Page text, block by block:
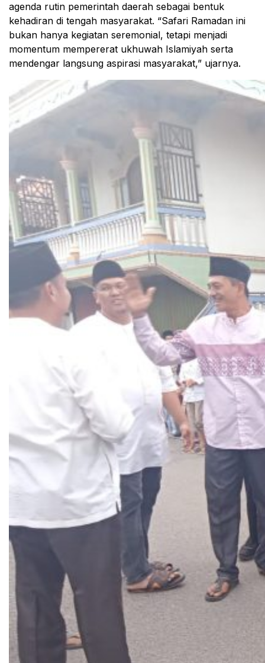
agenda rutin pemerintah daerah sebagai bentuk
kehadiran di tengah masyarakat. “Safari Ramadan ini
bukan hanya kegiatan seremonial, tetapi menjadi
momentum mempererat ukhuwah Islamiyah serta
mendengar langsung aspirasi masyarakat,” ujarnya.